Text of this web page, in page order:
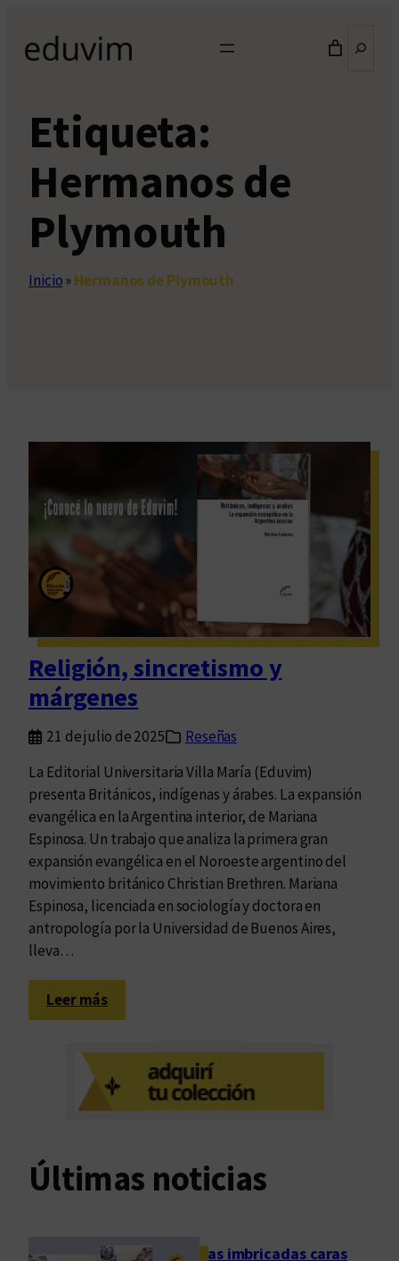
contenido
Etiqueta:
Hermanos de
Plymouth
Inicio»Hermanos de Plymouth
Religión, sincretismo y
márgenes
21 de julio de 2025
Reseñas
La Editorial Universitaria Villa María (Eduvim)
presenta Británicos, indígenas y árabes. La expansión
evangélica en la Argentina interior, de Mariana
Espinosa. Un trabajo que analiza la primera gran
expansión evangélica en el Noroeste argentino del
movimiento británico Christian Brethren. Mariana
Espinosa, licenciada en sociología y doctora en
antropología por la Universidad de Buenos Aires,
lleva…
Leer más:
R
i
g
n
i
Últimas noticias
Las imbricadas caras